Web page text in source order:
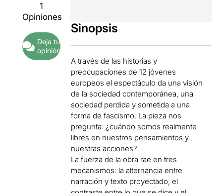
1
Opiniones
Deja tu
opinión
Sinopsis
A través de las historias y
preocupaciones de 12 jóvenes
europeos el espectáculo da una visión
de la sociedad contemporánea, una
sociedad perdida y sometida a una
forma de fascismo. La pieza nos
pregunta: ¿cuándo somos realmente
libres en nuestros pensamientos y
nuestras acciones?
La fuerza de la obra rae en tres
mecanismos: la alternancia entre
narración y texto proyectado, el